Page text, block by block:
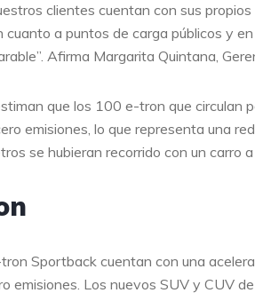
clientes cuentan con sus
cuanto a puntos de carga públicos y
Afirma Margarita Quintana,
que los 100 e-tron que circulan
emisiones, lo que representa una
se hubieran recorrido con un carro
Sportback cuentan con una
emisiones. Los nuevos SUV y CUV